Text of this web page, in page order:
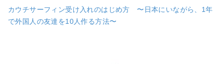
カウチサーフィン受け入れのはじめ方 〜日本にいながら、1年
で外国人の友達を10人作る方法〜